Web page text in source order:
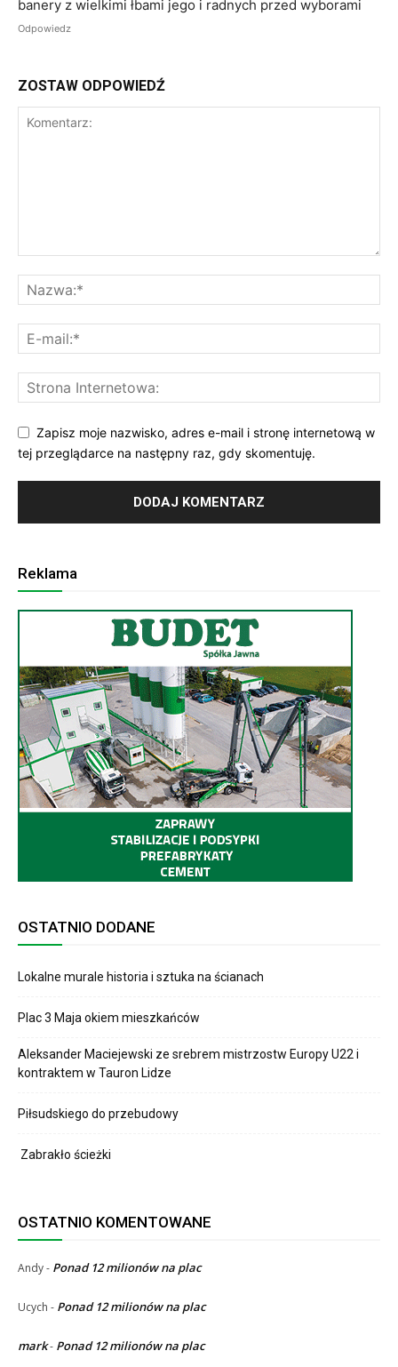
banery z wielkimi łbami jego i radnych przed wyborami
Odpowiedz
ZOSTAW ODPOWIEDŹ
Zapisz moje nazwisko, adres e-mail i stronę internetową w
tej przeglądarce na następny raz, gdy skomentuję.
Reklama
OSTATNIO DODANE
Lokalne murale historia i sztuka na ścianach
Plac 3 Maja okiem mieszkańców
Aleksander Maciejewski ze srebrem mistrzostw Europy U22 i
kontraktem w Tauron Lidze
Piłsudskiego do przebudowy
Zabrakło ścieżki
OSTATNIO KOMENTOWANE
Andy- Ponad 12 milionów na plac
Ucych - Ponad 12 milionów na plac
mark- Ponad 12 milionów na plac